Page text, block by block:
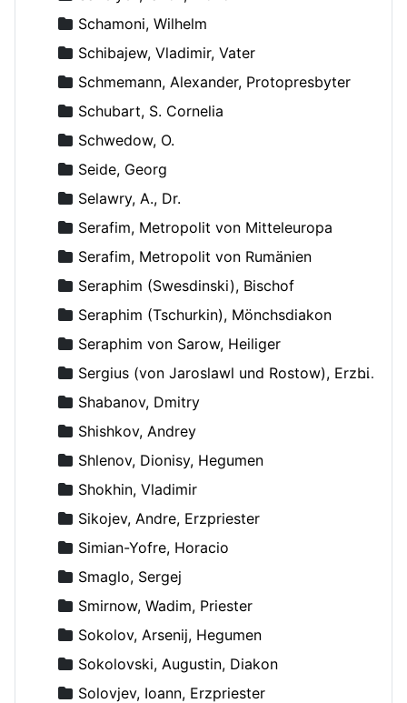
Schamoni, Wilhelm
Schibajew, Vladimir, Vater
Schmemann, Alexander, Protopresbyter
Schubart, S. Cornelia
Schwedow, O.
Seide, Georg
Selawry, A., Dr.
Serafim, Metropolit von Mitteleuropa
Serafim, Metropolit von Rumänien
Seraphim (Swesdinski), Bischof
Seraphim (Tschurkin), Mönchsdiakon
Seraphim von Sarow, Heiliger
Sergius (von Jaroslawl und Rostow), Erzbischof
Shabanov, Dmitry
Shishkov, Andrey
Shlenov, Dionisy, Hegumen
Shokhin, Vladimir
Sikojev, Andre, Erzpriester
Simian-Yofre, Horacio
Smaglo, Sergej
Smirnow, Wadim, Priester
Sokolov, Arsenij, Hegumen
Sokolovski, Augustin, Diakon
Solovjev, Ioann, Erzpriester